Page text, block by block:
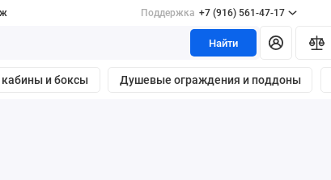
Поддержка +7 (916) 561-47-17
Найти
и боксы Душевые ограждения и поддоны